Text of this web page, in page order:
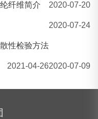
纤维简介 2020-07-20
2020-07-24
性检验方法
2020-07-09
2021-04-26